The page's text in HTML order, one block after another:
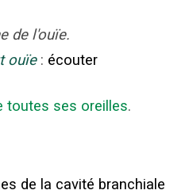
de l'ouïe.
ouïe : écouter
toutes ses oreilles.
de la cavité branchiale